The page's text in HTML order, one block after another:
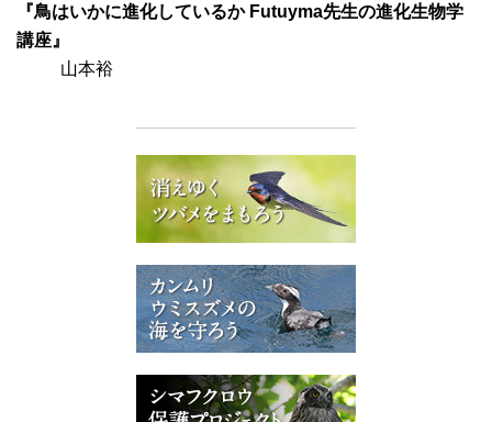
『鳥はいかに進化しているか Futuyma先生の進化生物学
講座』
山本裕